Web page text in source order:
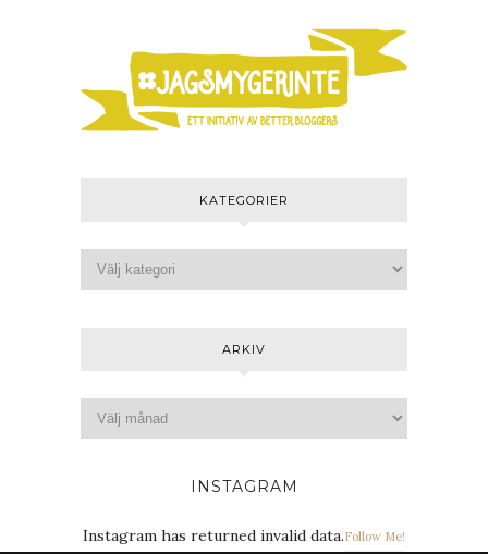
KATEGORIER
ARKIV
INSTAGRAM
Instagram has returned invalid data.Follow Me!